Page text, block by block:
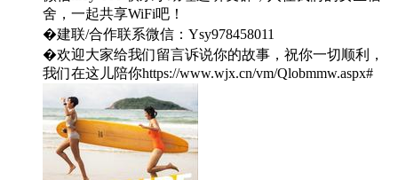
舍，一起共享WiFi吧！
�建联/合作联系微信：Ysy978458011
�️欢迎大家给我们留言诉说你的故事，祝你一切顺利，
我们在这儿陪你https://www.wjx.cn/vm/Qlobmmw.aspx#